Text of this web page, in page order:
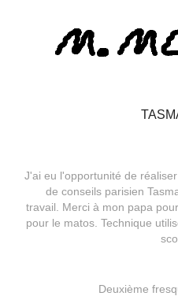
J'ai eu l'opportunité de
de conseils parisien
travail. Merci à mon papa
pour le matos. Technique
Deuxième